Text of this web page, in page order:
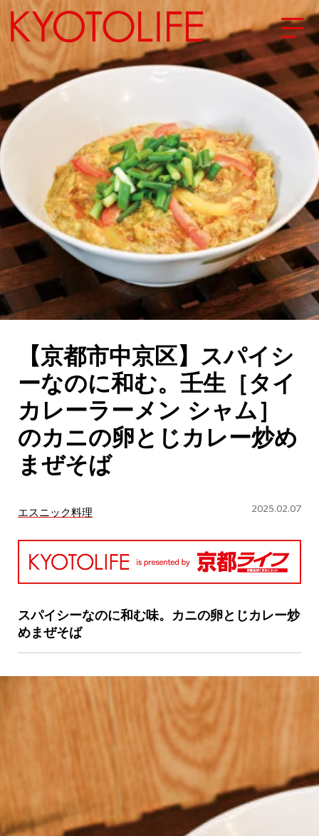
エリアから探す
地図から探す
カテゴリーから探す
SPECIAL
NEW OPEN
SERIES
CULTURE
ABOUT US
Instagram
チケットプレゼント応募
MAIN MENU
SERIES
カレーが好き
京都おやつクラブ
私と店のはなし
今月の京みやげ
京都の書店
【京都市中京区】スパイシ
ーなのに和む。壬生［タイ
カレーラーメン シャム］
のカニの卵とじカレー炒め
まぜそば
エスニック料理 2025.02.07
スパイシーなのに和む味。カニの卵とじカレー炒
めまぜそば